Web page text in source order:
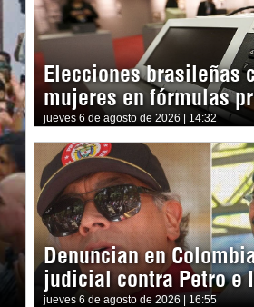
Elecciones brasileñas
mujeres en fórmulas
jueves 6 de agosto de 2026 | 14:32
Denuncian en
judicial contra Petro e
jueves 6 de agosto de 2026 | 16:55